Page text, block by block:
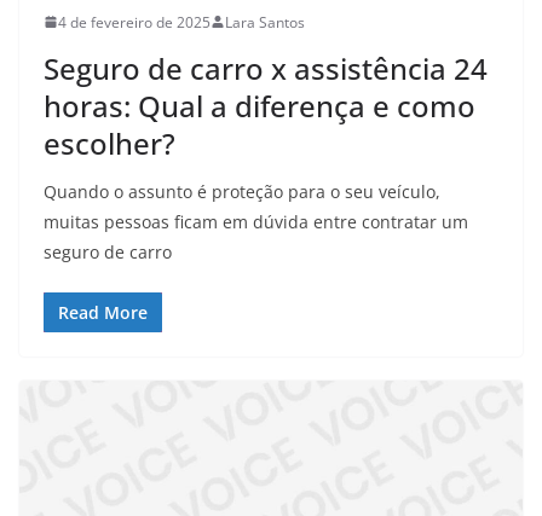
4 de fevereiro de 2025 Lara Santos
Seguro de carro x assistência 24
horas: Qual a diferença e como
escolher?
Quando o assunto é proteção para o seu veículo,
muitas pessoas ficam em dúvida entre contratar um
seguro de carro
Read More